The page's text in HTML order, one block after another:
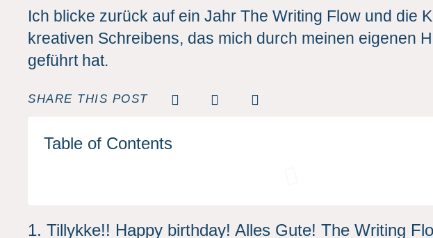
Ich blicke zurück auf ein Jahr The Writing Flow und die
kreativen Schreibens, das mich durch meinen eigenen
geführt hat.
SHARE THIS POST
Table of Contents
1. Tillykke!! Happy birthday! Alles Gute! The Writing